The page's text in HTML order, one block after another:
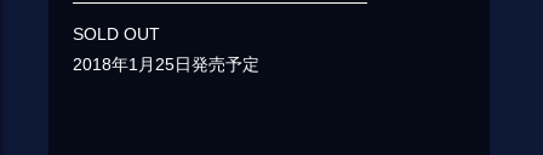
SOLD OUT
2018年1月25日発売予定